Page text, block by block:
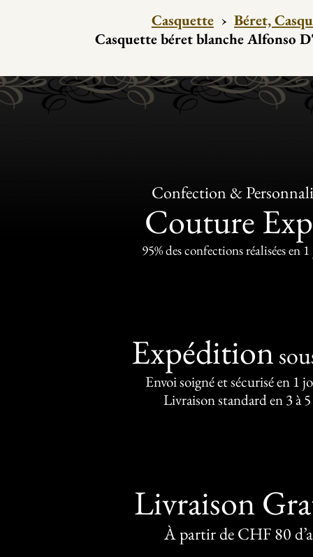
Casquette › Béret,
Casquette béret blanche Alfonso
Confection &
Couture
95% des confections réalisées en
Expédition
Envoi soigné et sécurisé en 1
Livraison standard en 3 à
Livraison
À partir de CHF 80